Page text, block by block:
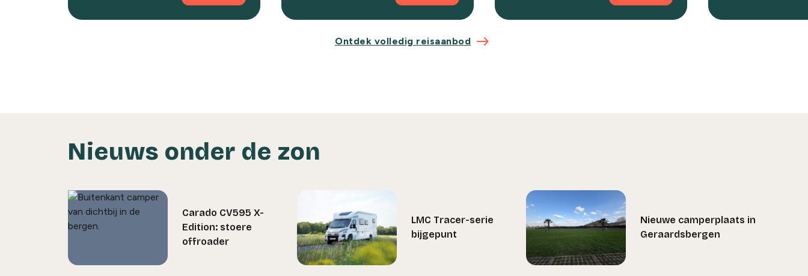
Ontdek volledig reisaanbod
Nieuws onder de zon
Carado CV595 X-
Edition: stoere
offroader
LMC Tracer-serie
bijgepunt
Nieuwe camperplaats in
Geraardsbergen